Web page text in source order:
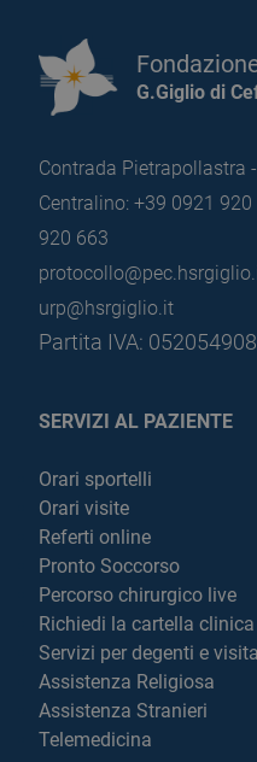
G.Giglio di
Contrada Pietrapollastra
Centralino: +39 0921 920
920 663
urp@hsrgiglio.it
Partita IVA:
SERVIZI AL PAZIENTE
Orari sportelli
Orari visite
Referti online
Pronto Soccorso
Percorso chirurgico live
Richiedi la cartella clinica
Servizi per degenti e
Assistenza Religiosa
Assistenza Stranieri
Telemedicina